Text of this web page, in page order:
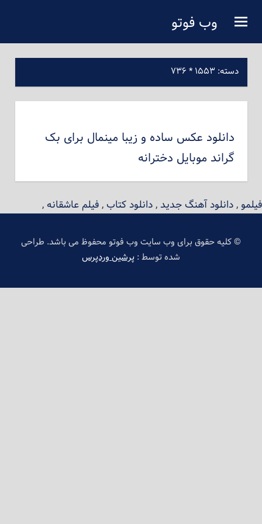
محتوای
اصلی
وب فوتو
دسته: ۱۵۵۳ * ۷۳۶
دانلود عکس ساده و زیبا مینمال برای بک
گراند موبایل دخترانه
فیلمو ,دانلود آهنگ جدید ,دانلود کتاب,فیلم عاشقانه ,
© کلیه حقوق برای وب سایت وب فوتو محفوظ می باشد. طراحی
شده توسط : پرشین وردپرس